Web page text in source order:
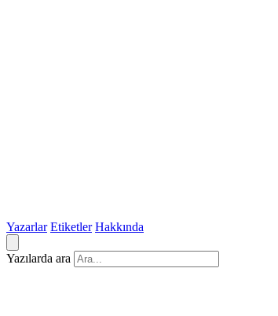
Yazarlar Etiketler Hakkında
Yazılarda ara